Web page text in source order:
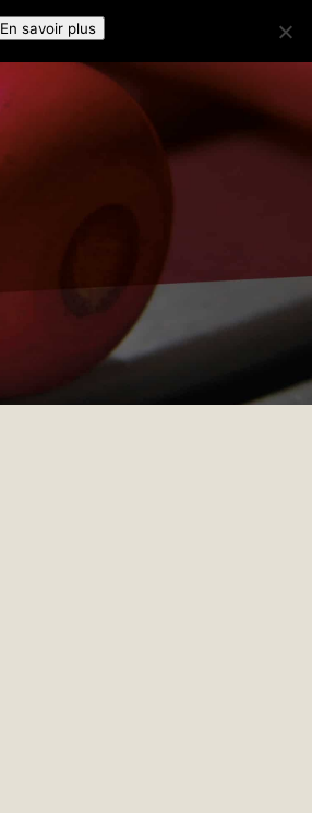
Accueil Membres
En savoir plus